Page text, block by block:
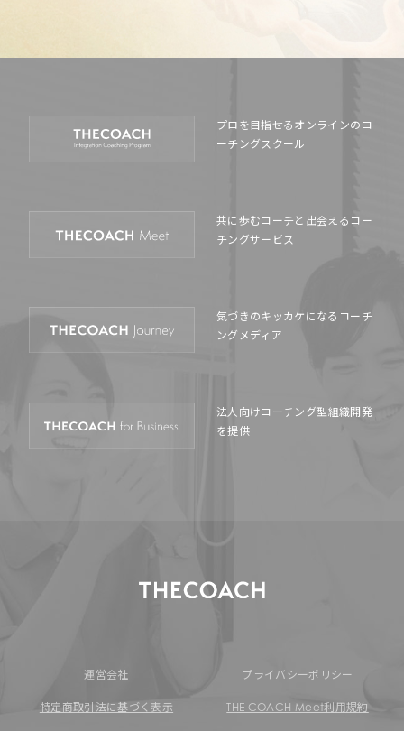
プロを目指せるオンラインの コ
ーチングスクール
共に歩むコーチと出会える コー
チングサービス
気づきのキッカケになる コーチ
ングメディア
法人向けコーチング型組織開発
を提供
運営会社 プライバシーポリシー
特定商取引法に基づく表示 THE COACH Meet利用規約